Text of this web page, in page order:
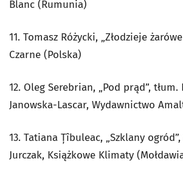
Blanc (Rumunia)
11. Tomasz Różycki, „Złodzieje
Czarne (Polska)
12. Oleg Serebrian, „Pod prąd”, tłum.
Janowska-Lascar, Wydawnictwo
13. Tatiana Țîbuleac, „Szklany
Jurczak, Książkowe Klimaty